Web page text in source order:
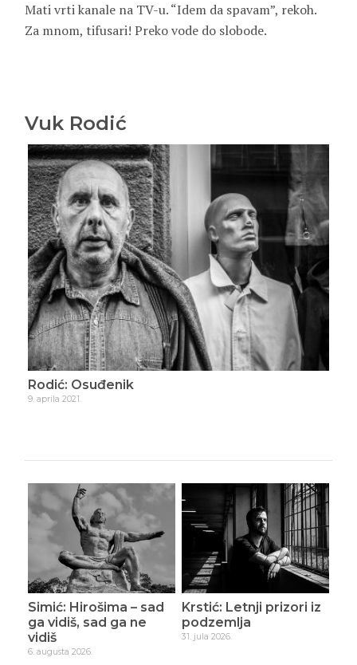
Mati vrti kanale na TV-u. “Idem da spavam”, rekoh.
Za mnom, tifusari! Preko vode do slobode.
Vuk Rodić
Rodić: Osuđenik
9. aprila 2021.
Simić: Hirošima – sad
ga vidiš, sad ga ne
vidiš
6. augusta 2026.
Krstić: Letnji prizori iz
podzemlja
31. jula 2026.